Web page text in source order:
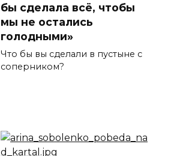
бы сделала всё, чтобы
мы не остались
голодными»
Что бы вы сделали в пустыне с
соперником?